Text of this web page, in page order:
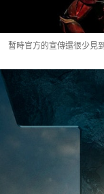
暫時官方的宣傳還很少見